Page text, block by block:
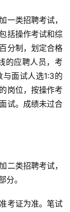
一类招聘考试，
括操作考试和综
分制，划定合格
的应聘人员，考
面试人选1:3的
岗位，按操作考
试。成绩未过合
二类招聘考试，
分。
考证为准。笔试